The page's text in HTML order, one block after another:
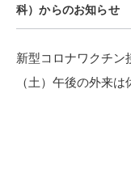
科）からのお知らせ
新型コロナワクチン
（土）午後の外来は